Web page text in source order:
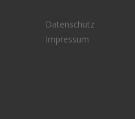
Datenschutz
Impressum